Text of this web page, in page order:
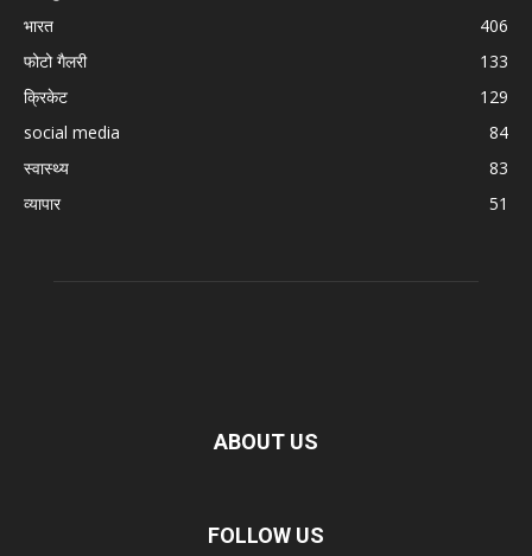
भारत
406
फोटो गैलरी
133
क्रिकेट
129
social media
84
स्वास्थ्य
83
व्यापार
51
ABOUT US
FOLLOW US